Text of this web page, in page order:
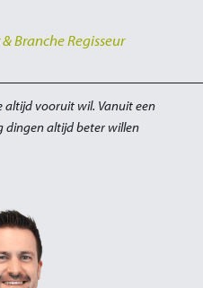
Branche Regisseur
vooruit wil. Vanuit een
dingen altijd beter willen